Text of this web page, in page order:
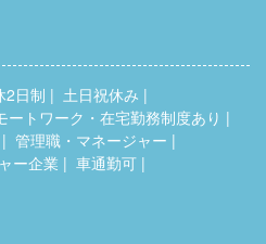
2日制
土日祝休み
ートワーク・在宅勤務制度あり
管理職・マネージャー
ー企業
車通勤可